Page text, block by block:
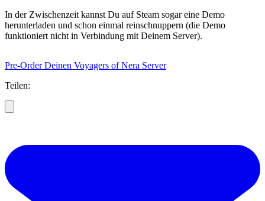
In der Zwischenzeit kannst Du auf Steam sogar eine Demo
herunterladen und schon einmal reinschnuppern (die Demo
funktioniert nicht in Verbindung mit Deinem Server).
Pre-Order Deinen Voyagers of Nera Server
Teilen: